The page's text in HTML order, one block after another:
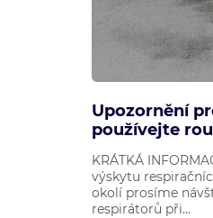
Upozornění
používejte
KRÁTKÁ
výskytu
okolí prosíme
respirátorů při...